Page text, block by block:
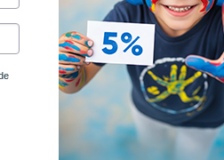
R$24,66 em até1x
Em estoque
Cobra Alfabética – SensiiCOMPRAR